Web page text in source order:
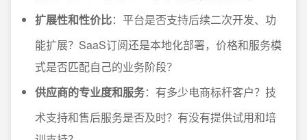
扩展性和性价比：平台是否支持后续二次开发、功
能扩展？SaaS订阅还是本地化部署，价格和服务模
式是否匹配自己的业务阶段？
供应商的专业度和服务：有多少电商标杆客户？技
术支持和售后服务是否及时？有没有提供试用和培